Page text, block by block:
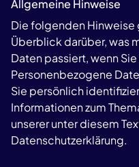
Allgemeine Hinweise
Die folgenden
Überblick darüber, was
Daten passiert, wenn
Personenbezogene
Sie persönlich
Informationen zum
unserer unter diesem
Datenschutzerklärung.